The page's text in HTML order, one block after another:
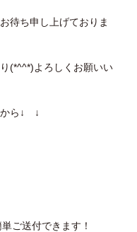
待ち申し上げておりま
(*^^*)よろしくお願いい
から↓ ↓
ご送付できます！